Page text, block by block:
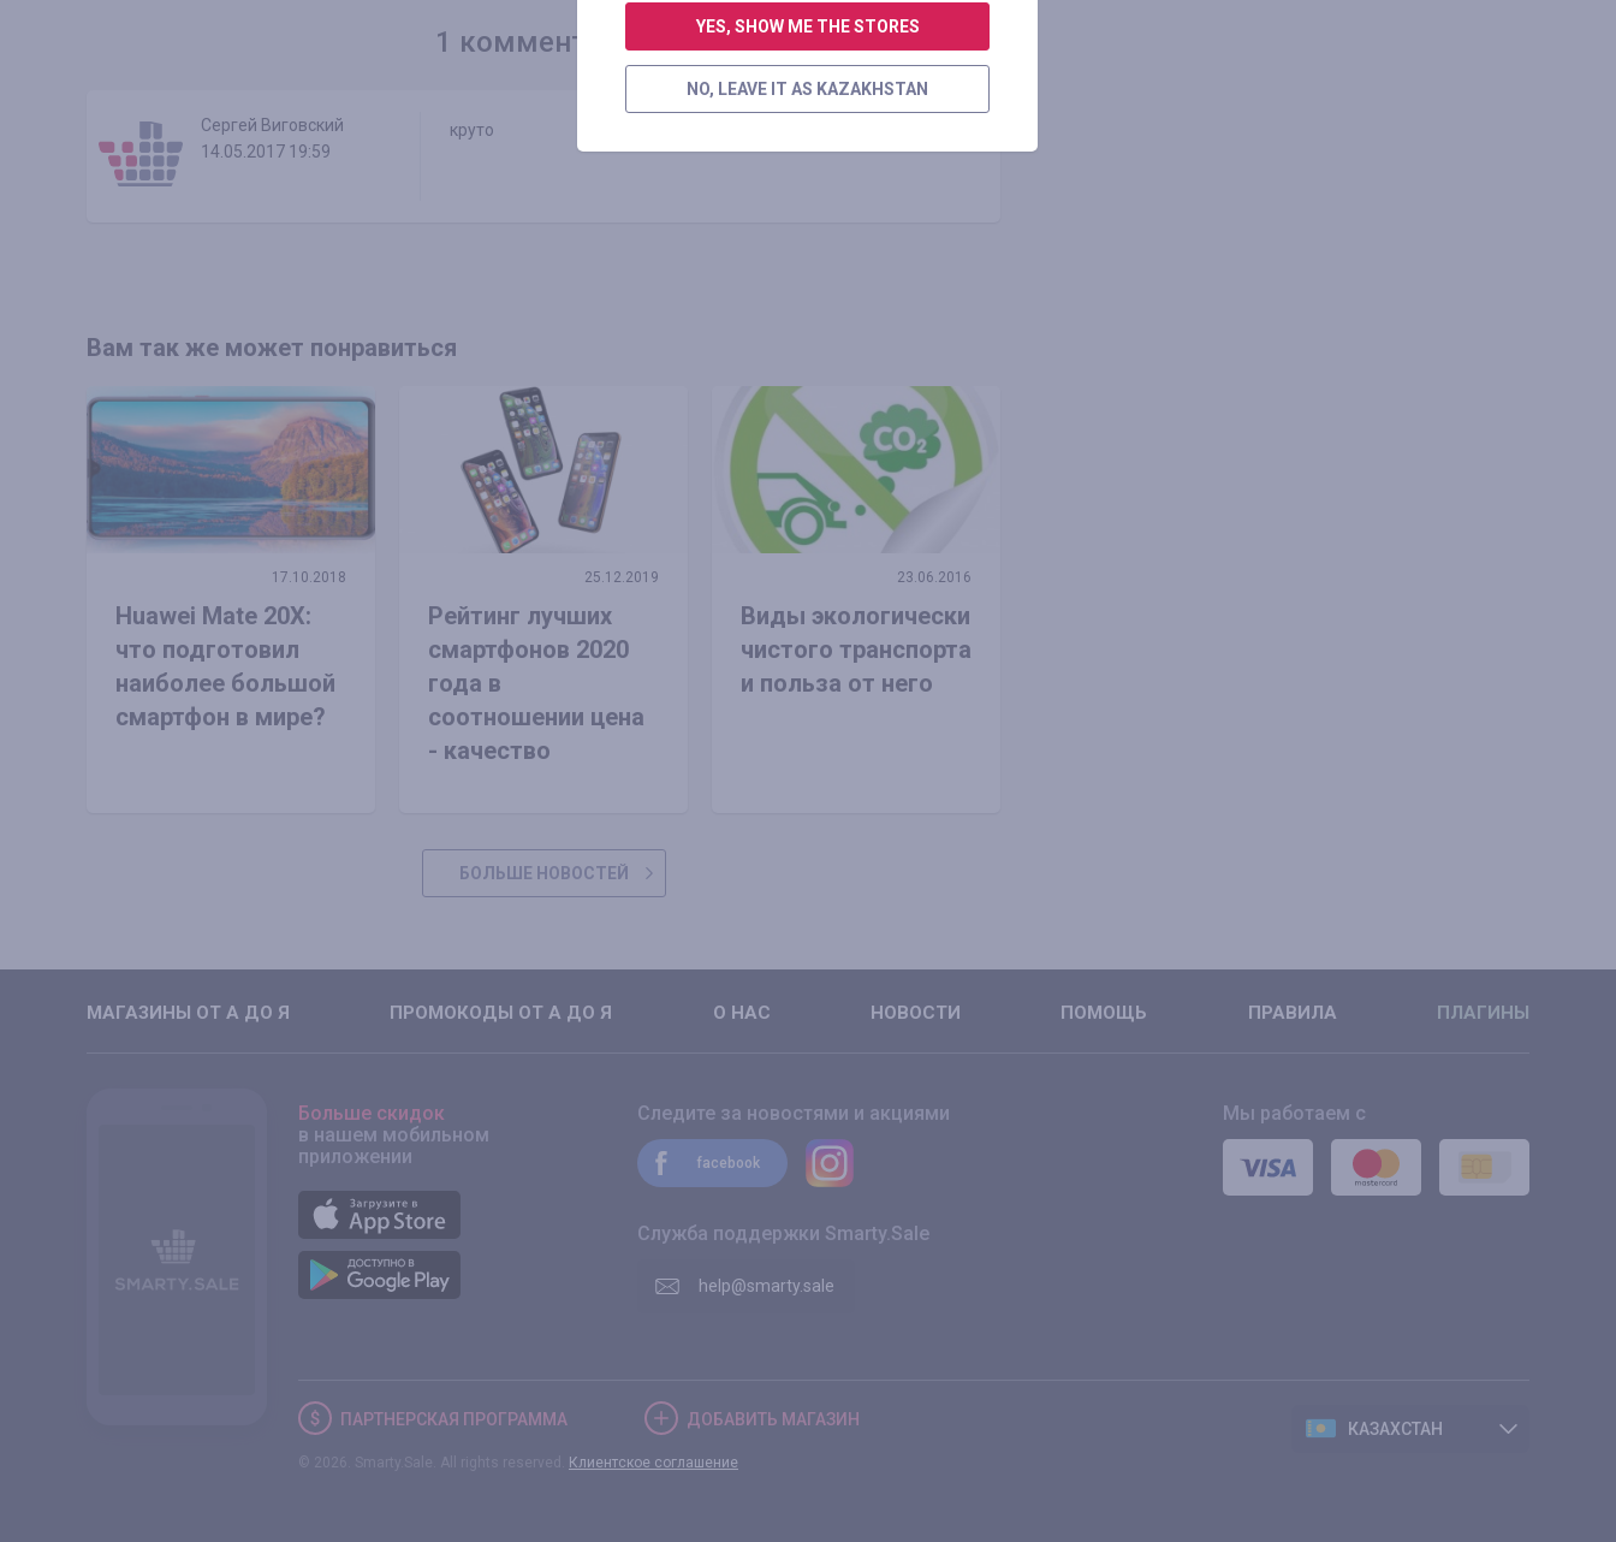
1 комментарий
Сергей Виговский
14.05.2017 19:59
круто
Вам так же может понравиться
17.10.2018
Huawei Mate 20X:
что подготовил
наиболее большой
смартфон в мире?
25.12.2019
Рейтинг лучших
смартфонов 2020
года в
соотношении цена
- качество
23.06.2016
Виды экологически
чистого транспорта
и польза от него
БОЛЬШЕ НОВОСТЕЙ
МАГАЗИНЫ ОТ А ДО Я ПРОМОКОДЫ ОТ А ДО Я О НАС НОВОСТИ ПОМОЩЬ ПРАВИЛА ПЛАГИНЫ
Больше скидок
в нашем мобильном
приложении
Мы работаем с
Следите за новостями и акциями
facebook
Служба поддержки Smarty.Sale
help@smarty.sale
ПАРТНЕРСКАЯ ПРОГРАММА ДОБАВИТЬ МАГАЗИН КАЗАХСТАН
Клиентское соглашение
YES, SHOW ME THE STORES
NO, LEAVE IT AS KAZAKHSTAN